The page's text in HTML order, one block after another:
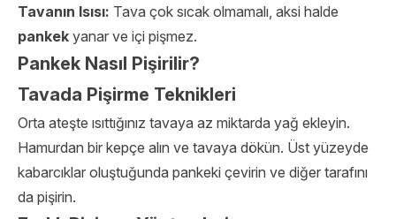
Tavanın Isısı: Tava çok sıcak olmamalı, aksi halde
pankek yanar ve içi pişmez.
Pankek Nasıl Pişirilir?
Tavada Pişirme Teknikleri
Orta ateşte ısıttığınız tavaya az miktarda yağ ekleyin.
Hamurdan bir kepçe alın ve tavaya dökün. Üst yüzeyde
kabarcıklar oluştuğunda pankeki çevirin ve diğer tarafını
da pişirin.